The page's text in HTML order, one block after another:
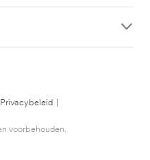
Privacybeleid
voorbehouden.